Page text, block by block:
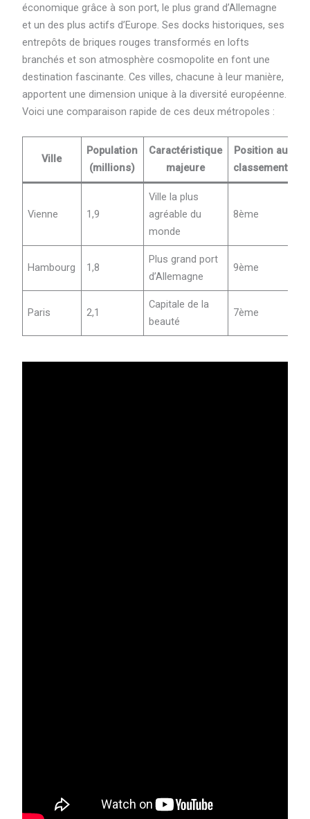
économique grâce à son port, le plus grand d’Allemagne
et un des plus actifs d’Europe. Ses docks historiques, ses
entrepôts de briques rouges transformés en lofts
branchés et son atmosphère cosmopolite en font une
destination fascinante. Ces villes, chacune à leur manière,
apportent une dimension unique à la diversité européenne.
Voici une comparaison rapide de ces deux métropoles :
Ville
Population
(millions)
Caractéristique
majeure
Position au
classement
Vienne 1,9
Ville la plus
agréable du
monde
8ème
Hambourg 1,8
Plus grand port
d’Allemagne
9ème
Paris 2,1
Capitale de la
beauté
7ème